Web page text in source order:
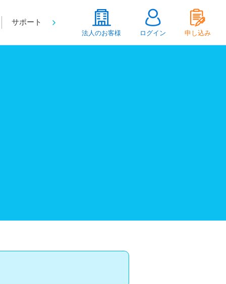
サポート
法人のお客様 ログイン 申し込み